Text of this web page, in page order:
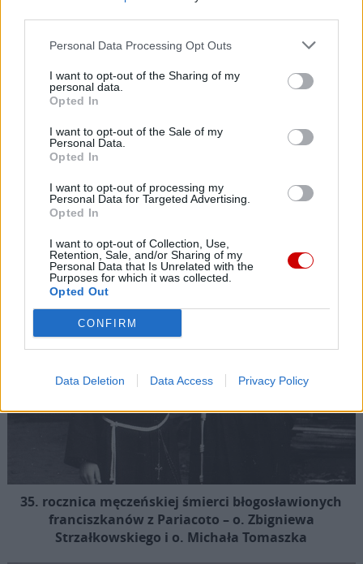
Personal Data Processing Opt Outs
I want to opt-out of the Sharing of my
personal data.
Opted In
I want to opt-out of the Sale of my
Personal Data.
Opted In
I want to opt-out of processing my
Personal Data for Targeted Advertising.
Opted In
I want to opt-out of Collection, Use,
Retention, Sale, and/or Sharing of my
Personal Data that Is Unrelated with the
Purposes for which it was collected.
Opted Out
CONFIRM
Data Deletion Data Access Privacy Policy
znaczenie niż słowa
10 sierpnia 2026 | 09:49
09 sierpnia 2026 | 21:02
09 sierpnia 2026 | 20:28
Leon XIV: w każdej sytuacji Jezus nas nie opuszcza
Popularne
35. rocznica męczeńskiej śmierci błogosławionych
franciszkanów z Pariacoto – o. Zbigniewa
Strzałkowskiego i o. Michała Tomaszka